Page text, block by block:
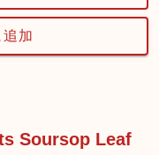
加
Soursop Leaf